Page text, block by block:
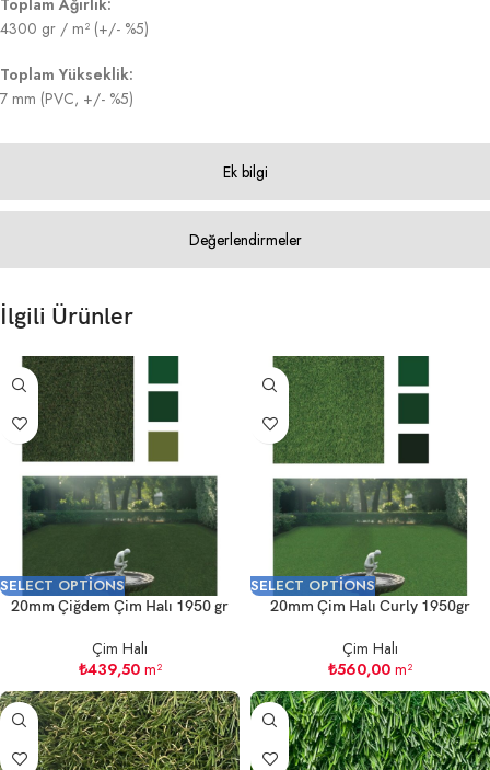
Ek bilgi
Değerlendirmeler
4300 gr / m² (+/- %5)
Toplam Yükseklik:
7 mm (PVC, +/- %5)
İlgili Ürünler
SELECT OPTIONS
20mm Çiğdem Çim Halı 1950 gr
Çim Halı
₺439,50m²
SELECT OPTIONS
20mm Çim Halı Curly 1950gr
Çim Halı
₺560,00 m²